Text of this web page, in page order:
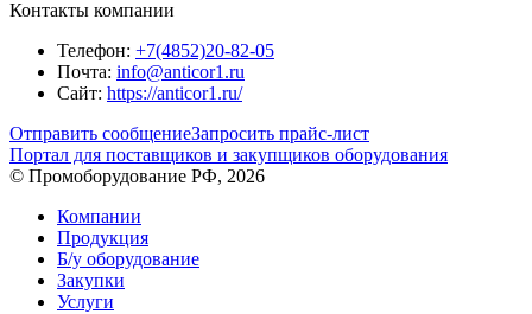
Контакты компании
Телефон: +7(4852)20-82-05
Почта: info@anticor1.ru
Сайт: https://anticor1.ru/
Отправить сообщениеЗапросить прайс-лист
Портал для поставщиков и закупщиков оборудования
© Промоборудование РФ, 2026
Компании
Продукция
Б/у оборудование
Закупки
Услуги